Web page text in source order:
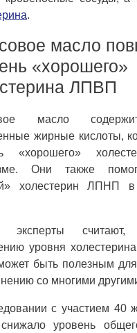
.
масло
«хорошего»
ЛПВП
масло
жирные кислоты,
«хорошего»
Они также
холестерин ЛПНП
эксперты считают,
уровня
быть полезным
со многими
с участием 40
уровень